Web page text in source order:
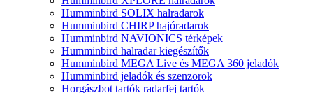
Humminbird SOLIX halradarok
Humminbird CHIRP hajóradarok
Humminbird NAVIONICS térképek
Humminbird halradar kiegészítők
Humminbird MEGA Live és MEGA 360 jeladók
Humminbird jeladók és szenzorok
Horgászbot tartók radarfej tartók